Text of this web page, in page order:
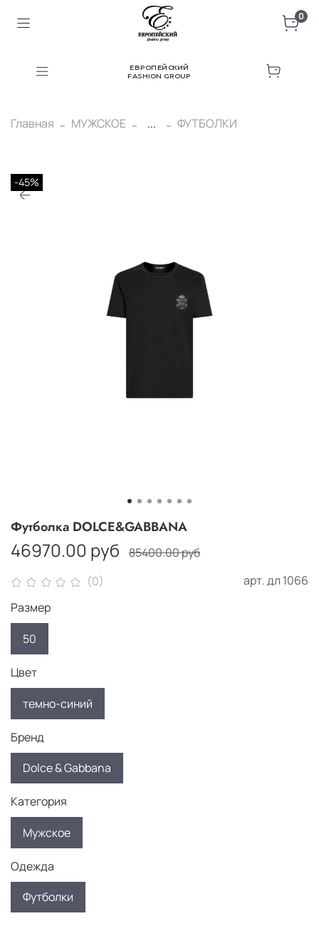
0
ЕВРОПЕЙСКИЙ
FASHION GROUP
Главная МУЖСКОЕ ... ФУТБОЛКИ
-45%
(0) арт.дл 1066
Футболка DOLCE&GABBANA
46970.00 руб 85400.00 руб
Размер
50
Цвет
темно-синий
Бренд
Dolce & Gabbana
Категория
Мужское
Одежда
Футболки